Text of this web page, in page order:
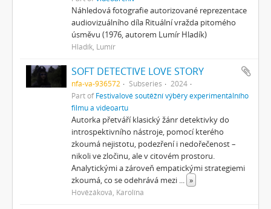
Náhledová fotografie autorizované reprezentace
audiovizuálního díla Rituální vražda pitomého
úsměvu (1976, autorem Lumír Hladík)
Hladík, Lumír
SOFT DETECTIVE LOVE STORY
nfa-va-936572 Subseries
2024
Part ofFestivalové soutěžní výběry experimentálního
filmu a videoartu
Autorka přetváří klasický žánr detektivky do
introspektivního nástroje, pomocí kterého
zkoumá nejistotu, podezření i nedořečenost –
nikoli ve zločinu, ale v citovém prostoru.
Analytickými a zároveň empatickými strategiemi
zkoumá, co se odehrává mezi ... »
Hovězáková, Karolína